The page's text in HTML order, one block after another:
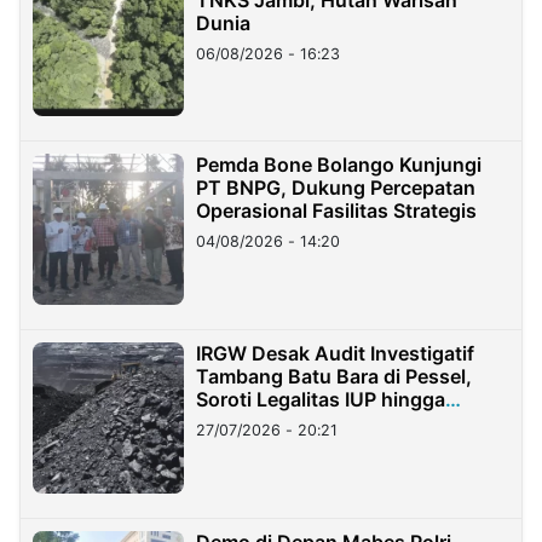
Dunia
06/08/2026 - 16:23
Pemda Bone Bolango Kunjungi
PT BNPG, Dukung Percepatan
Operasional Fasilitas Strategis
04/08/2026 - 14:20
IRGW Desak Audit Investigatif
Tambang Batu Bara di Pessel,
Soroti Legalitas IUP hingga
Stockpile
27/07/2026 - 20:21